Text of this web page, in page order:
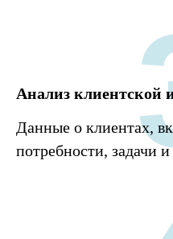
Анализ клиентской
Данные о клиентах,
потребности, задачи